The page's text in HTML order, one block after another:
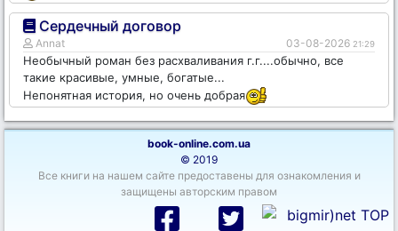
Сердечный договор
Annat 03-08-2026 21:29
Необычный роман без расхваливания г.г....обычно, все
такие красивые, умные, богатые...
Непонятная история, но очень добрая
book-online.com.ua
© 2019
Все книги на нашем сайте предоставены для ознакомления и
защищены авторским правом